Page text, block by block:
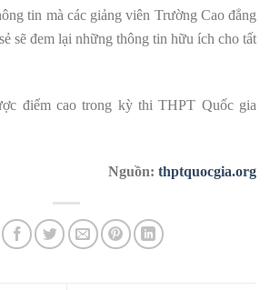
tin mà các giảng viên Trường Cao đẳng
sẽ đem lại những thông tin hữu ích cho tất
điểm cao trong kỳ thi THPT Quốc gia
Nguồn: thptquocgia.org